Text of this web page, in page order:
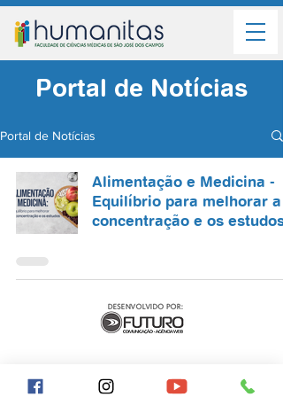
Portal de Notícias
Portal de Notícias
Alimentação e Medicina -
Equilíbrio para melhorar a
concentração e os estudos